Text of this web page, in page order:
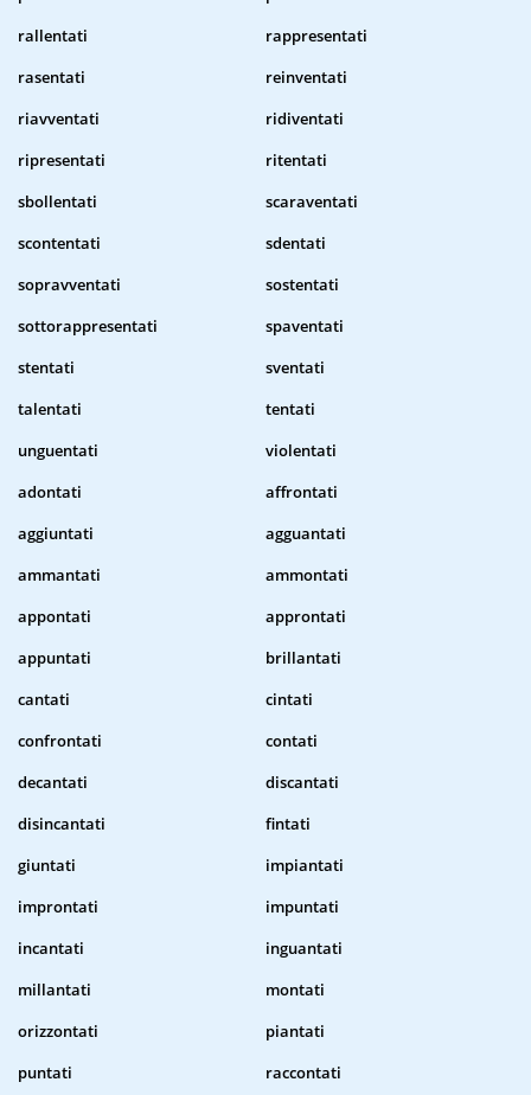
rallentati
rappresentati
rasentati
reinventati
riavventati
ridiventati
ripresentati
ritentati
sbollentati
scaraventati
scontentati
sdentati
sopravventati
sostentati
sottorappresentati
spaventati
stentati
sventati
talentati
tentati
unguentati
violentati
adontati
affrontati
aggiuntati
agguantati
ammantati
ammontati
appontati
approntati
appuntati
brillantati
cantati
cintati
confrontati
contati
decantati
discantati
disincantati
fintati
giuntati
impiantati
improntati
impuntati
incantati
inguantati
millantati
montati
orizzontati
piantati
puntati
raccontati